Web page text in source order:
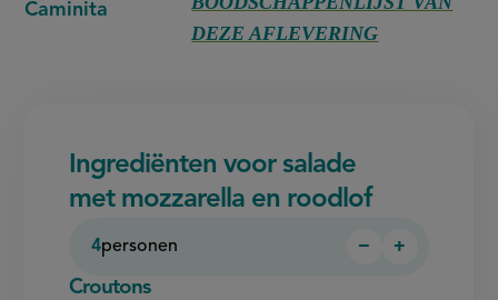
Caminita
DEZE AFLEVERING
Ingrediënten voor salade
met mozzarella en roodlof
4personen
Persoon
−
Persoon
+
Croutons